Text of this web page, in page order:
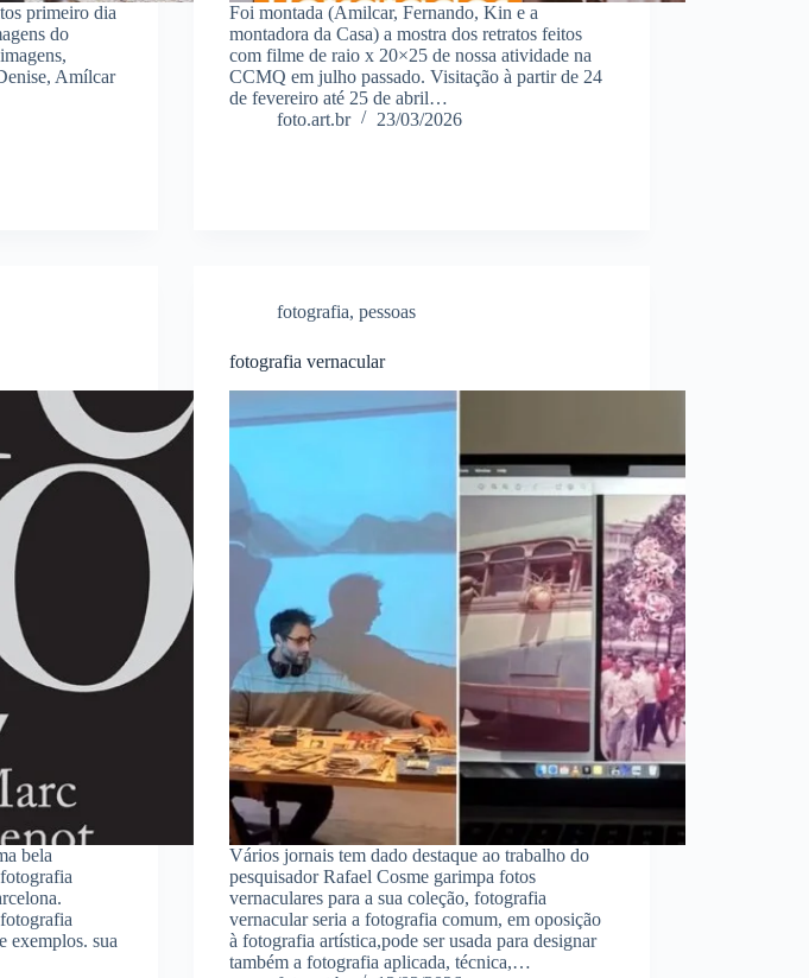
primeiro dia
do
Amílcar
Foi montada (Amilcar, Fernando, Kin e a
montadora da Casa) a mostra dos retratos feitos
com filme de raio x 20×25 de nossa atividade na
CCMQ em julho passado. Visitação à partir de 24
de fevereiro até 25 de abril…
foto.art.br
23/03/2026
bela
exemplos. sua
fotografia,pessoas
fotografia vernacular
Vários jornais tem dado destaque ao trabalho do
pesquisador Rafael Cosme garimpa fotos
vernaculares para a sua coleção, fotografia
vernacular seria a fotografia comum, em oposição
à fotografia artística,pode ser usada para designar
também a fotografia aplicada, técnica,…